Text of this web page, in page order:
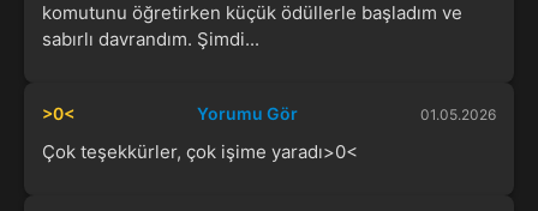
komutunu öğretirken küçük ödüllerle başladım ve
sabırlı davrandım. Şimdi...
>0< Yorumu Gör 01.05.2026
Çok teşekkürler, çok işime yaradı>0<